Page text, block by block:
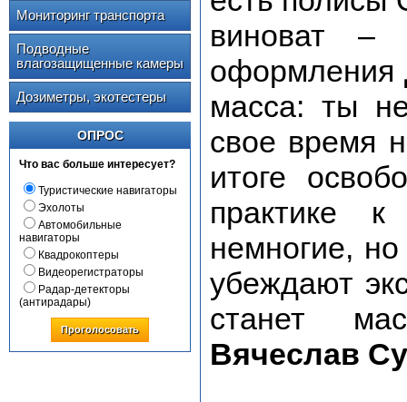
Мониторинг транспорта
Подводные
влагозащищенные камеры
Дозиметры, экотестеры
ОПРОС
Что вас больше интересует?
Туристические навигаторы
Эхолоты
Автомобильные
навигаторы
Квадрокоптеры
Видеорегистраторы
Радар-детекторы
(антирадары)
Проголосовать
виноват –
оформления
масса: ты
свое время
итоге
практике
немногие,
убеждают
станет
Вячеслав